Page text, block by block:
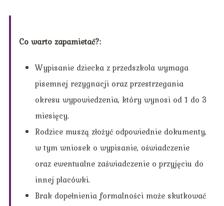
Co warto zapamietać?:
Wypisanie dziecka z przedszkola wymaga
pisemnej rezygnacji oraz przestrzegania
okresu wypowiedzenia, który wynosi od 1 do 3
miesięcy.
Rodzice muszą złożyć odpowiednie dokumenty,
w tym wniosek o wypisanie, oświadczenie
oraz ewentualne zaświadczenie o przyjęciu do
innej placówki.
Brak dopełnienia formalności może skutkować